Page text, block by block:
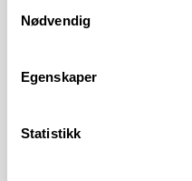
Nødvendig
Egenskaper
StatistikkLaboratoriesikkerhet